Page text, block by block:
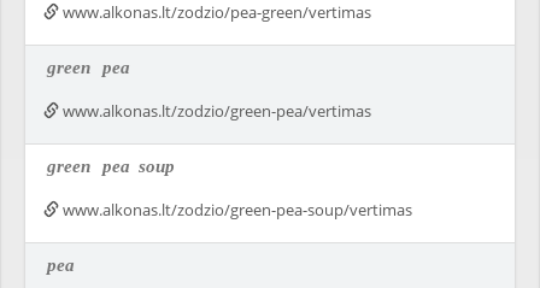
www.alkonas.lt/zodzio/pea-green/vertimas
green pea
www.alkonas.lt/zodzio/green-pea/vertimas
green pea soup
www.alkonas.lt/zodzio/green-pea-soup/vertimas
pea